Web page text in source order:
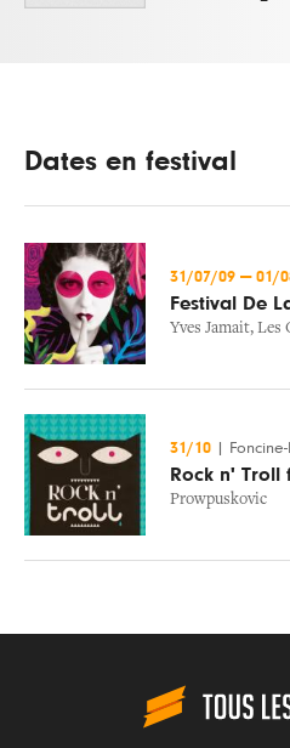
Dates en festival
31/07/09 — 01/
Festival De
Yves Jamait, Les
31/10
Rock n' Troll
Prowpuskovic